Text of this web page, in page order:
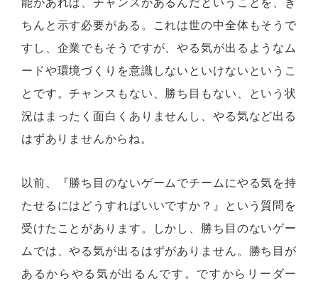
ちんと示す必要がある。これは世の中全体もそうで
すし、企業でもそうですが、やる気が出るようなム
ードや環境づくりを意識しないといけないというこ
とです。チャンスもない、勝ち目もない、という状
況はまったく面白くありませんし、やる気など出る
はずありませんからね。
以前、『勝ち目のないゲームでチームにやる気を持
たせるにはどうすればいいですか？』という質問を
受けたことがあります。しかし、勝ち目のないゲー
ムでは、やる気が出るはずがありません。勝ち目が
あるからやる気が出るんです。ですからリーダー